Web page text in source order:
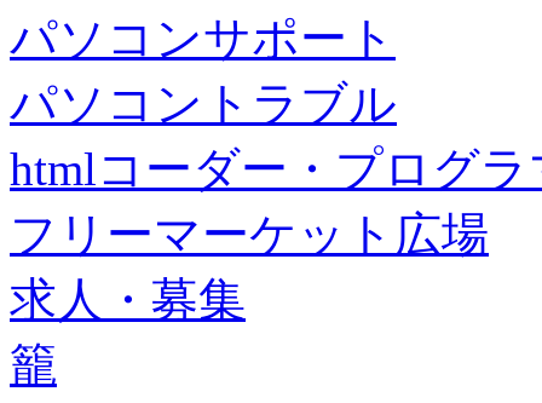
パソコンサポート
パソコントラブル
htmlコーダー・プログラ
フリーマーケット広場
求人・募集
籠